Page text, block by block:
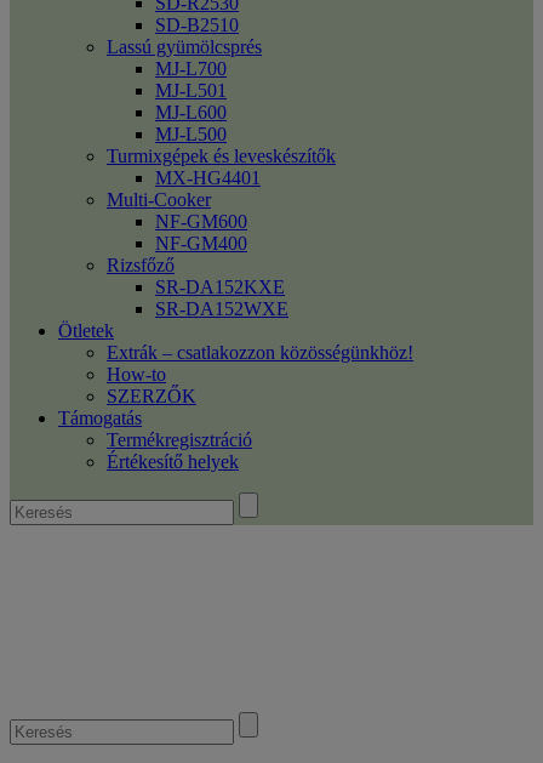
SD-B2510
Lassú gyümölcsprés
MJ-L700
MJ-L501
MJ-L600
MJ-L500
Turmixgépek és leveskészítők
MX-HG4401
Multi-Cooker
NF-GM600
NF-GM400
Rizsfőző
SR-DA152KXE
SR-DA152WXE
Ötletek
Extrák – csatlakozzon közösségünkhöz!
How-to
SZERZŐK
Támogatás
Termékregisztráció
Értékesítő helyek